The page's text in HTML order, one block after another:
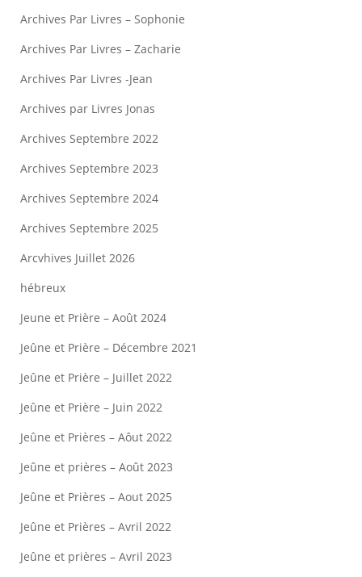
Archives Par Livres – Sophonie
Archives Par Livres – Zacharie
Archives Par Livres -Jean
Archives par Livres Jonas
Archives Septembre 2022
Archives Septembre 2023
Archives Septembre 2024
Archives Septembre 2025
Arcvhives Juillet 2026
hébreux
Jeune et Prière – Août 2024
Jeûne et Prière – Décembre 2021
Jeûne et Prière – Juillet 2022
Jeûne et Prière – Juin 2022
Jeûne et Prières – Aôut 2022
Jeûne et prières – Août 2023
Jeûne et Prières – Aout 2025
Jeûne et Prières – Avril 2022
Jeûne et prières – Avril 2023